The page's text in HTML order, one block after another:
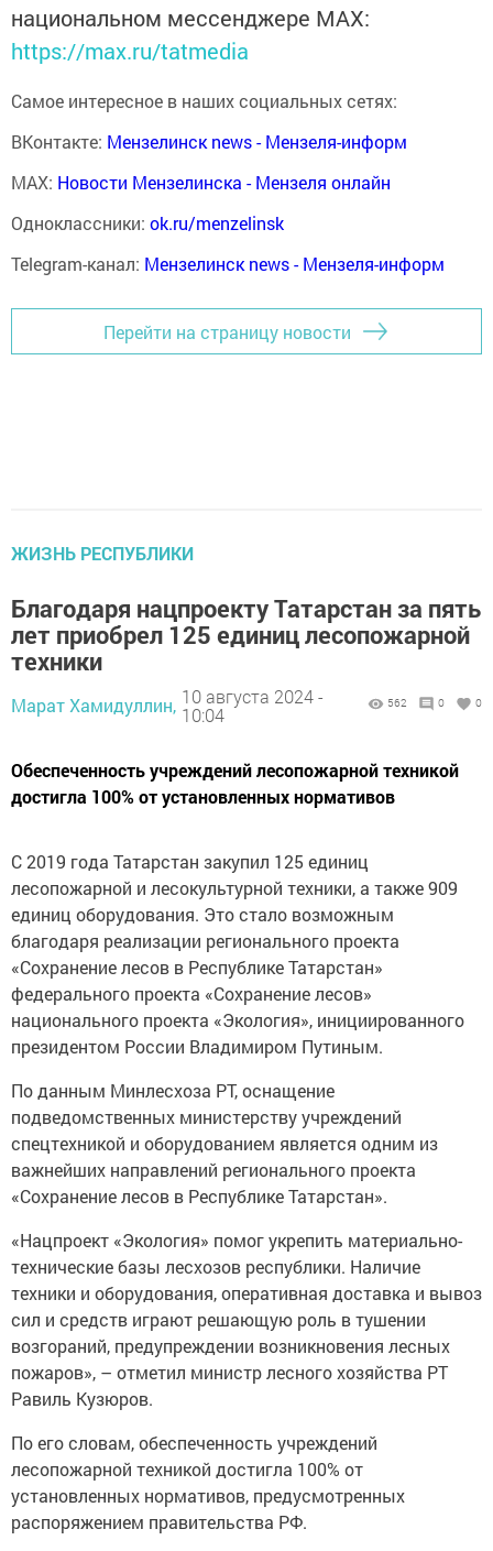
национальном мессенджере MАХ:
https://max.ru/tatmedia
Самое интересное в наших социальных сетях:
ВКонтакте: Мензелинск news - Мензеля-информ
MAX: Новости Мензелинска - Мензеля онлайн
Одноклассники: ok.ru/menzelinsk
Telegram-канал: Мензелинск news - Мензеля-информ
Перейти на страницу новости
ЖИЗНЬ РЕСПУБЛИКИ
Благодаря нацпроекту Татарстан за пять
лет приобрел 125 единиц лесопожарной
техники
Марат Хамидуллин, 10 августа 2024 -
10:04
562 0 0
Обеспеченность учреждений лесопожарной техникой
достигла 100% от установленных нормативов
С 2019 года Татарстан закупил 125 единиц
лесопожарной и лесокультурной техники, а также 909
единиц оборудования. Это стало возможным
благодаря реализации регионального проекта
«Сохранение лесов в Республике Татарстан»
федерального проекта «Сохранение лесов»
национального проекта «Экология», инициированного
президентом России Владимиром Путиным.
По данным Минлесхоза РТ, оснащение
подведомственных министерству учреждений
спецтехникой и оборудованием является одним из
важнейших направлений регионального проекта
«Сохранение лесов в Республике Татарстан».
«Нацпроект «Экология» помог укрепить материально-
технические базы лесхозов республики. Наличие
техники и оборудования, оперативная доставка и вывоз
сил и средств играют решающую роль в тушении
возгораний, предупреждении возникновения лесных
пожаров», – отметил министр лесного хозяйства РТ
Равиль Кузюров.
По его словам, обеспеченность учреждений
лесопожарной техникой достигла 100% от
установленных нормативов, предусмотренных
распоряжением правительства РФ.